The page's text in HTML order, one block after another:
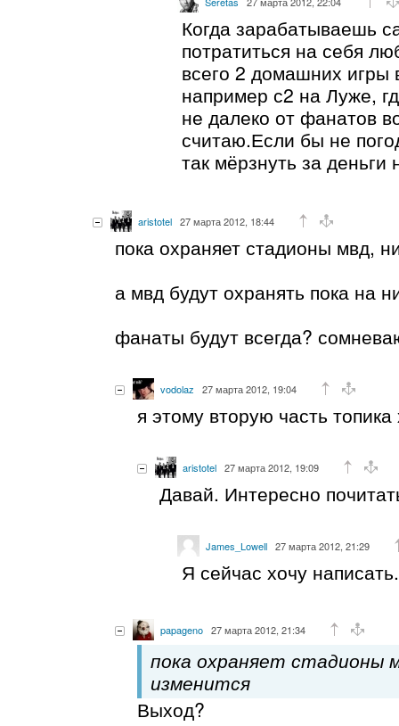
Когда зарабатываешь
потратиться на себя
всего 2 домашних игры
например с2 на Луже,
не далеко от фанатов
считаю.Если бы не
так мёрзнуть за
aristotel 27 марта 2012, 18:44
пока охраняет стадионы мвд,
а мвд будут охранять пока на
фанаты будут всегда?
vodolaz 27 марта 2012, 19:04
я этому вторую часть топика
aristotel 27 марта 2012, 19:09
Давай. Интересно
James_Lowell 27 марта 2012, 21:29
Я сейчас хочу написать.
papageno 27 марта 2012, 21:34
пока охраняет стадионы
изменится
Выход?